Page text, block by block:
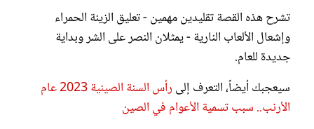
تشرح هذه القصة تقليدين مهمين - تعليق الزينة الحمراء
وإشعال الألعاب النارية - يمثلان النصر على الشر وبداية
جديدة للعام.
سيعجبك أيضاً، التعرف إلى
رأس السنة الصينية 2023 عام
الأرنب.. سبب تسمية الأعوام في الصين